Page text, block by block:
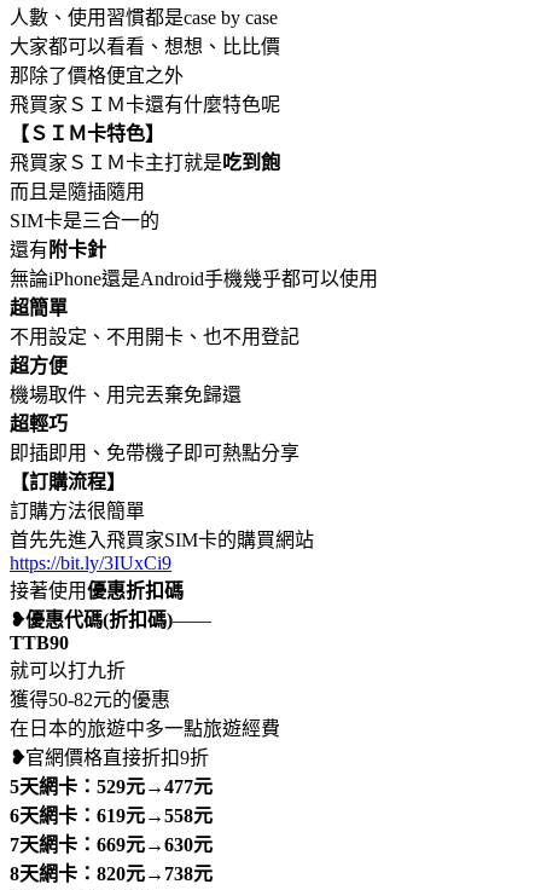
人數、使用習慣都是case by case
大家都可以看看、想想、比比價
那除了價格便宜之外
飛買家ＳＩＭ卡還有什麼特色呢
【ＳＩＭ卡特色】
飛買家ＳＩＭ卡主打就是 吃到飽
而且是隨插隨用
SIM卡是三合一的
還有 附卡針
無論iPhone還是Android手機幾乎都可以使用
超簡單
不用設定、不用開卡、也不用登記
超方便
機場取件、用完丟棄免歸還
超輕巧
即插即用、免帶機子即可熱點分享
【訂購流程】
訂購方法很簡單
首先先進入飛買家SIM卡的購買網站
https://bit.ly/3IUxCi9
接著使用優惠折扣碼
❥優惠代碼(折扣碼)——
TTB90
就可以打九折
獲得50-82元的優惠
在日本的旅遊中多一點旅遊經費
❥官網價格直接折扣9折
5天網卡：529元→477元
6天網卡：619元→558元
7天網卡：669元→630元
8天網卡：820元→738元